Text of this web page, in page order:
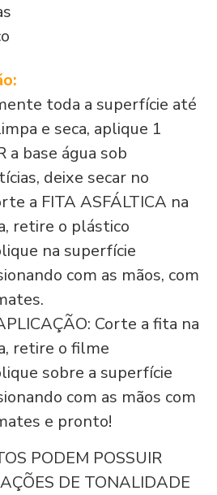
toda a superfície até
e seca, aplique 1
a base água sob
deixe secar no
a FITA ASFÁLTICA na
retire o plástico
na superfície
com as mãos, com
Corte a fita na
retire o filme
sobre a superfície
com as mãos com
e pronto!
PODEM POSSUIR
DE TONALIDADE